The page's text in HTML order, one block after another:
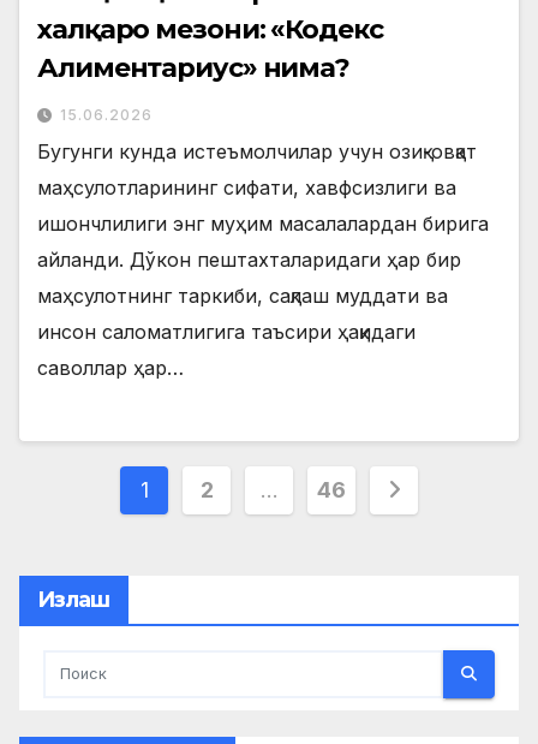
халқаро мезони: «Кодекс
Алиментариус» нима?
15.06.2026
Бугунги кунда истеъмолчилар учун озиқ-овқат
маҳсулотларининг сифати, хавфсизлиги ва
ишончлилиги энг муҳим масалалардан бирига
айланди. Дўкон пештахталаридаги ҳар бир
маҳсулотнинг таркиби, сақлаш муддати ва
инсон саломатлигига таъсири ҳақидаги
саволлар ҳар…
Posts
1 2 … 46
Излаш